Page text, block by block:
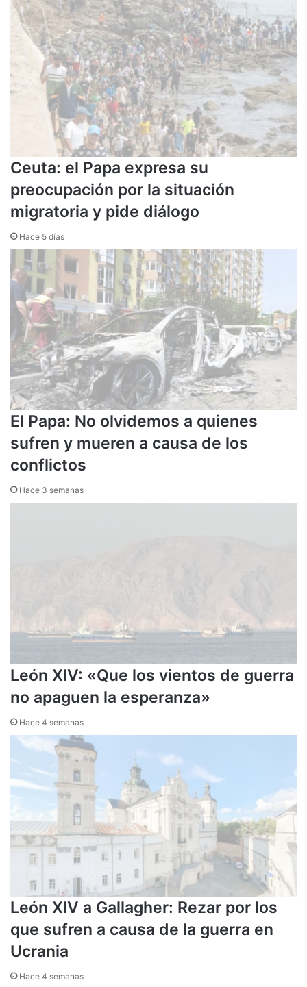
Ceuta: el Papa expresa su
preocupación por la situación
migratoria y pide diálogo
Hace 5 días
El Papa: No olvidemos a quienes
sufren y mueren a causa de los
conflictos
Hace 3 semanas
León XIV: «Que los vientos de guerra
no apaguen la esperanza»
Hace 4 semanas
León XIV a Gallagher: Rezar por los
que sufren a causa de la guerra en
Ucrania
Hace 4 semanas